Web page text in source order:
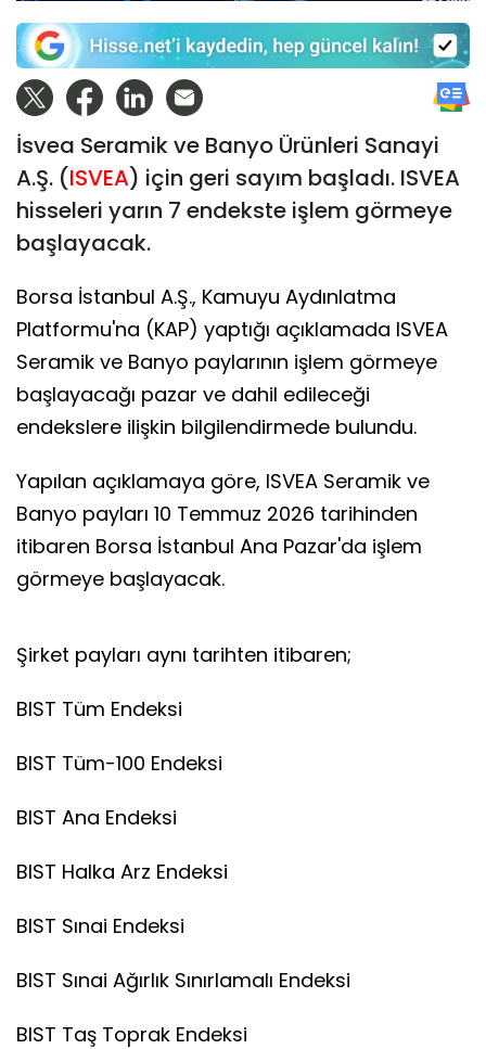
İsvea Seramik ve Banyo Ürünleri Sanayi
A.Ş. (ISVEA) için geri sayım başladı. ISVEA
hisseleri yarın 7 endekste işlem görmeye
başlayacak.
Borsa İstanbul A.Ş., Kamuyu Aydınlatma
Platformu'na (KAP) yaptığı açıklamada ISVEA
Seramik ve Banyo paylarının işlem görmeye
başlayacağı pazar ve dahil edileceği
endekslere ilişkin bilgilendirmede bulundu.
Yapılan açıklamaya göre, ISVEA Seramik ve
Banyo payları 10 Temmuz 2026 tarihinden
itibaren Borsa İstanbul Ana Pazar'da işlem
görmeye başlayacak.
Şirket payları aynı tarihten itibaren;
BIST Tüm Endeksi
BIST Tüm-100 Endeksi
BIST Ana Endeksi
BIST Halka Arz Endeksi
BIST Sınai Endeksi
BIST Sınai Ağırlık Sınırlamalı Endeksi
BIST Taş Toprak Endeksi